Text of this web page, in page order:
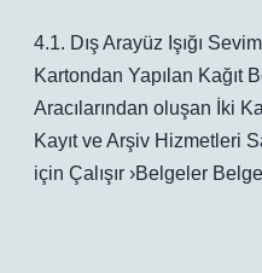
4.1. Dış Arayüz Işığı
Kartondan Yapılan Kağıt
Aracılarından oluşan İki
Kayıt ve Arşiv Hizmetleri
için Çalışır ›Belgeler